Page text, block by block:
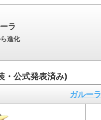
ラ
進化
・公式発表済み)
ガルーラ